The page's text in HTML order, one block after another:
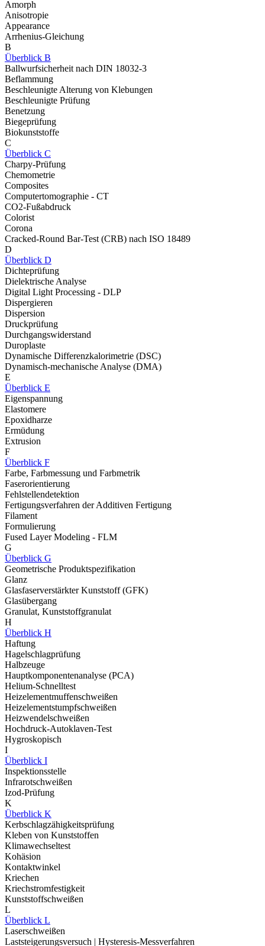
Amorph
Anisotropie
Appearance
Arrhenius-Gleichung
B
Überblick B
Ballwurfsicherheit nach DIN 18032-3
Beflammung
Beschleunigte Alterung von Klebungen
Beschleunigte Prüfung
Benetzung
Biegeprüfung
Biokunststoffe
C
Überblick C
Charpy-Prüfung
Chemometrie
Composites
Computertomographie - CT
CO2-Fußabdruck
Colorist
Corona
Cracked-Round Bar-Test (CRB) nach ISO 18489
D
Überblick D
Dichteprüfung
Dielektrische Analyse
Digital Light Processing - DLP
Dispergieren
Dispersion
Druckprüfung
Durchgangswiderstand
Duroplaste
Dynamische Differenzkalorimetrie (DSC)
Dynamisch-mechanische Analyse (DMA)
E
Überblick E
Eigenspannung
Elastomere
Epoxidharze
Ermüdung
Extrusion
F
Überblick F
Farbe, Farbmessung und Farbmetrik
Faserorientierung
Fehlstellendetektion
Fertigungsverfahren der Additiven Fertigung
Filament
Formulierung
Fused Layer Modeling - FLM
G
Überblick G
Geometrische Produktspezifikation
Glanz
Glasfaserverstärkter Kunststoff (GFK)
Glasübergang
Granulat, Kunststoffgranulat
H
Überblick H
Haftung
Hagelschlagprüfung
Halbzeuge
Hauptkomponentenanalyse (PCA)
Helium-Schnelltest
Heizelementmuffenschweißen
Heizelementstumpfschweißen
Heizwendelschweißen
Hochdruck-Autoklaven-Test
Hygroskopisch
I
Überblick I
Inspektionsstelle
Infrarotschweißen
Izod-Prüfung
K
Überblick K
Kerbschlagzähigkeitsprüfung
Kleben von Kunststoffen
Klimawechseltest
Kohäsion
Kontaktwinkel
Kriechen
Kriechstromfestigkeit
Kunststoffschweißen
L
Überblick L
Laserschweißen
Laststeigerungsversuch | Hysteresis-Messverfahren